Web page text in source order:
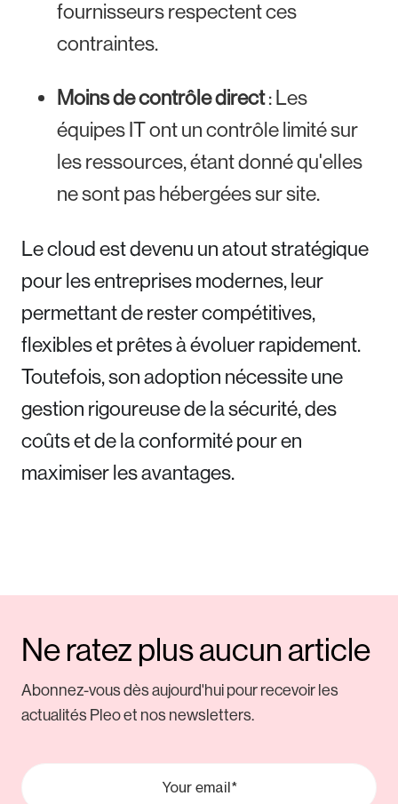
fournisseurs respectent ces
contraintes.
Moins de contrôle direct: Les
équipes IT ont un contrôle limité sur
les ressources, étant donné qu'elles
ne sont pas hébergées sur site.
Le cloud est devenu un atout stratégique
pour les entreprises modernes, leur
permettant de rester compétitives,
flexibles et prêtes à évoluer rapidement.
Toutefois, son adoption nécessite une
gestion rigoureuse de la sécurité, des
coûts et de la conformité pour en
maximiser les avantages.
Ne ratez plus aucun article
Abonnez-vous dès aujourd'hui pour recevoir les
actualités Pleo et nos newsletters.